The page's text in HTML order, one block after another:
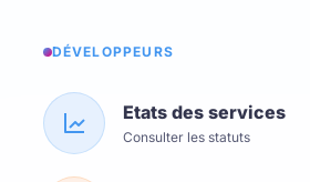
DÉVELOPPEURS
Etats des services
Consulter les statuts